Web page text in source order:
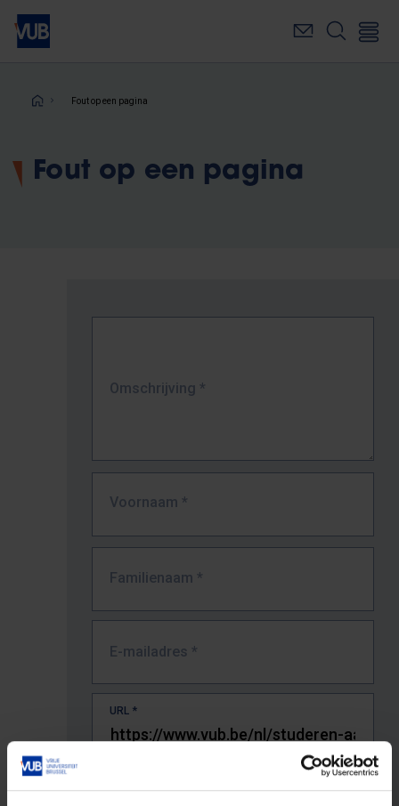
Overslaan
naar
inhoudKruimelpad
Fout op een pagina
Fout op een pagina
Omschrijving *
Voornaam *
Familienaam *
E-mailadres *
URL *
De volledige URL van de pagina waar je de fout zag.